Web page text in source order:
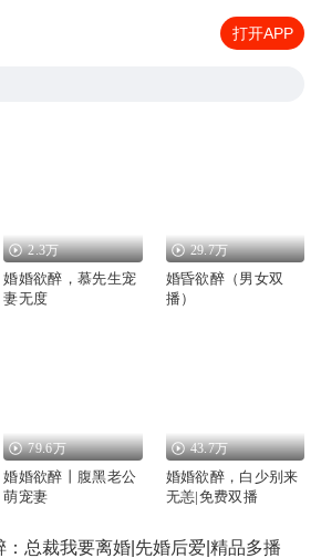
打开APP
2.3万
婚婚欲醉，慕先生宠
妻无度
29.7万
婚昏欲醉（男女双
播）
79.6万
婚婚欲醉丨腹黑老公
萌宠妻
43.7万
婚婚欲醉，白少别来
无恙|免费双播
：总裁我要离婚|先婚后爱|精品多播